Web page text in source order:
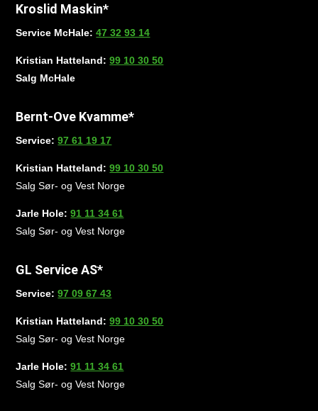
Kroslid Maskin*
Service McHale:47 32 93 14
Kristian Hatteland:99 10 30 50
Salg McHale
Bernt-Ove Kvamme*
Service:97 61 19 17
Kristian Hatteland:99 10 30 50
Salg Sør- og Vest Norge
Jarle Hole:91 11 34 61
Salg Sør- og Vest Norge
GL Service AS*
Service:97 09 67 43
Kristian Hatteland:99 10 30 50
Salg Sør- og Vest Norge
Jarle Hole:91 11 34 61
Salg Sør- og Vest Norge